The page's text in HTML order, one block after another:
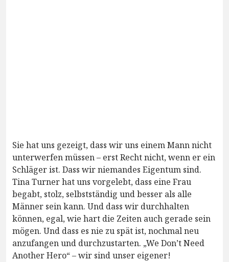
Sie hat uns gezeigt, dass wir uns einem Mann nicht
unterwerfen müssen – erst Recht nicht, wenn er ein
Schläger ist. Dass wir niemandes Eigentum sind.
Tina Turner hat uns vorgelebt, dass eine Frau
begabt, stolz, selbstständig und besser als alle
Männer sein kann. Und dass wir durchhalten
können, egal, wie hart die Zeiten auch gerade sein
mögen. Und dass es nie zu spät ist, nochmal neu
anzufangen und durchzustarten. „We Don’t Need
Another Hero“ – wir sind unser eigener!